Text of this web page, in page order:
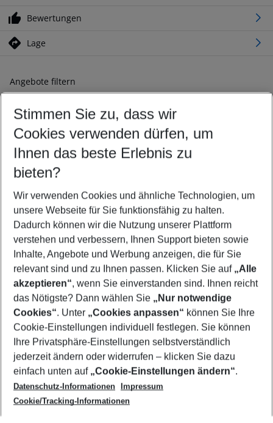
Bewertungen
Lage
Angebote filtern
Ändern Sie Ihre Kriterien nach Ihren Wünschen
Abflughafen wählen
Beliebiger Abflughafen
Reisezeitraum wählen
08.08.26– 06.08.27 5-8 Nächte
2 Erwachsene Keine Kinder
Mehr Filter anzeigen
Footer
Footer navigation
Über uns
AGB
Cookie-Einstellungen ändern
Cookie-Richtlinie
Datenschutz
Service & Hilfe
Barrierefreies Reisen
Check-in
Folgen Sie uns
Stimmen Sie zu, dass wir
Cookies verwenden dürfen, um
Ihnen das beste Erlebnis zu
bieten?
Wir verwenden Cookies und ähnliche Technologien, um
unsere Webseite für Sie funktionsfähig zu halten.
Dadurch können wir die Nutzung unserer Plattform
verstehen und verbessern, Ihnen Support bieten sowie
Inhalte, Angebote und Werbung anzeigen, die für Sie
relevant sind und zu Ihnen passen. Klicken Sie auf „Alle
akzeptieren“, wenn Sie einverstanden sind. Ihnen reicht
das Nötigste? Dann wählen Sie „Nur notwendige
Cookies“. Unter „Cookies anpassen“ können Sie Ihre
Cookie-Einstellungen individuell festlegen. Sie können
Ihre Privatsphäre-Einstellungen selbstverständlich
jederzeit ändern oder widerrufen – klicken Sie dazu
einfach unten auf „Cookie-Einstellungen ändern“.
Datenschutz-Informationen
Impressum
Cookie/Tracking-Informationen